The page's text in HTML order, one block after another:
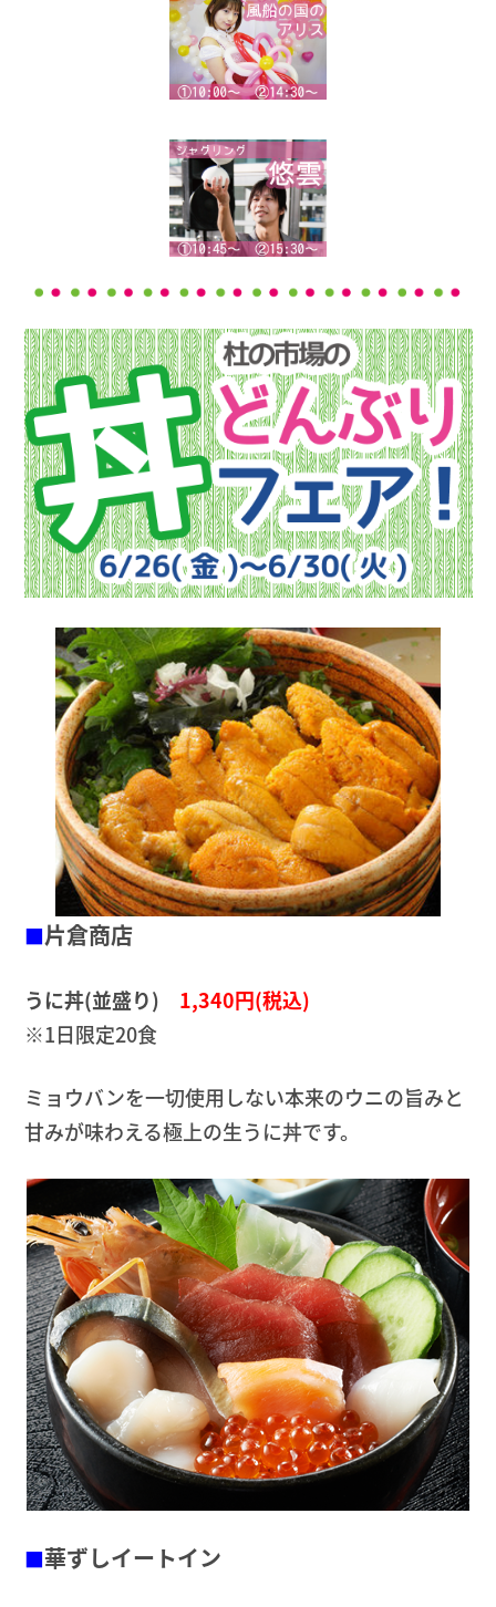
■片倉商店
うに丼(並盛り) 1,340円(税込)
※1日限定20食
ミョウバンを一切使用しない本来のウニの旨みと
甘みが味わえる極上の生うに丼です。
■華ずしイートイン